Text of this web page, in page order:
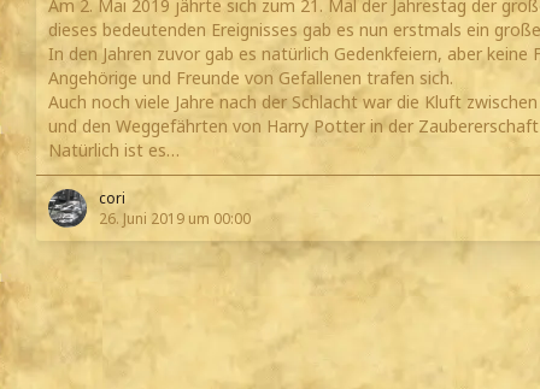
Am 2. Mai 2019 jährte sich zum 21. Mal der Jahrestag der
dieses bedeutenden Ereignisses gab es nun erstmals ein
In den Jahren zuvor gab es natürlich Gedenkfeiern, aber keine
Angehörige und Freunde von Gefallenen trafen sich.
Auch noch viele Jahre nach der Schlacht war die Kluft
und den Weggefährten von Harry Potter in der
Natürlich ist es…
cori
26. Juni 2019 um 00:00